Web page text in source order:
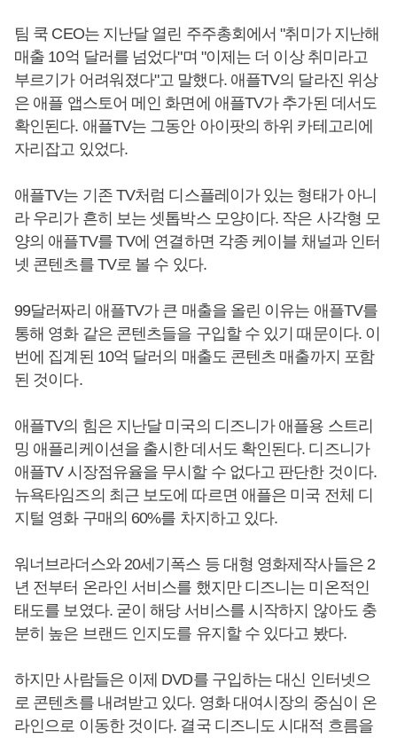
팀 쿡 CEO는 지난달 열린 주주총회에서 "취미가 지난해
매출 10억 달러를 넘었다"며 "이제는 더 이상 취미라고
부르기가 어려워졌다"고 말했다. 애플TV의 달라진 위상
은 애플 앱스토어 메인 화면에 애플TV가 추가된 데서도
확인된다. 애플TV는 그동안 아이팟의 하위 카테고리에
자리잡고 있었다.
애플TV는 기존 TV처럼 디스플레이가 있는 형태가 아니
라 우리가 흔히 보는 셋톱박스 모양이다. 작은 사각형 모
양의 애플TV를 TV에 연결하면 각종 케이블 채널과 인터
넷 콘텐츠를 TV로 볼 수 있다.
99달러짜리 애플TV가 큰 매출을 올린 이유는 애플TV를
통해 영화 같은 콘텐츠들을 구입할 수 있기 때문이다. 이
번에 집계된 10억 달러의 매출도 콘텐츠 매출까지 포함
된 것이다.
애플TV의 힘은 지난달 미국의 디즈니가 애플용 스트리
밍 애플리케이션을 출시한 데서도 확인된다. 디즈니가
애플TV 시장점유율을 무시할 수 없다고 판단한 것이다.
뉴욕타임즈의 최근 보도에 따르면 애플은 미국 전체 디
지털 영화 구매의 60%를 차지하고 있다.
워너브라더스와 20세기폭스 등 대형 영화제작사들은 2
년 전부터 온라인 서비스를 했지만 디즈니는 미온적인
태도를 보였다. 굳이 해당 서비스를 시작하지 않아도 충
분히 높은 브랜드 인지도를 유지할 수 있다고 봤다.
하지만 사람들은 이제 DVD를 구입하는 대신 인터넷으
로 콘텐츠를 내려받고 있다. 영화 대여시장의 중심이 온
라인으로 이동한 것이다. 결국 디즈니도 시대적 흐름을